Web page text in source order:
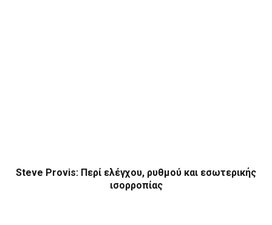
Steve Provis: Περί ελέγχου, ρυθμού και εσωτερικής
ισορροπίας